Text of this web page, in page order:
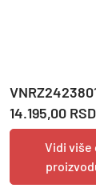
14.195,00 RSD
Vidi više